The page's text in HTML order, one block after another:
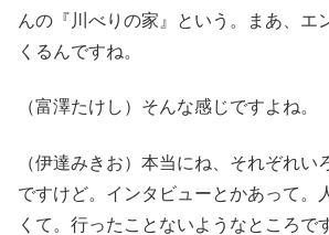
んの『川べりの家』という。まあ、エ
くるんですね。
（富澤たけし）そんな感じですよね。
（伊達みきお）本当にね、それぞれい
ですけど。インタビューとかあって。
くて。行ったことないようなところで